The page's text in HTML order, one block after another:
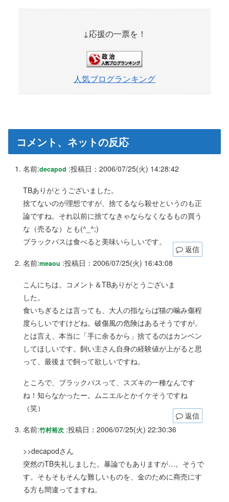
↓応援の一票を！
人気ブログランキング
コメント、ネットの反応
名前:decapod :投稿日：2006/07/25(火) 14:28:42
TBありがとうございました。
捨てないのが理想ですが、捨てるなら殺せというのも正
論ですね。それ以前に捨てなきゃならなくなるもの買う
な（売るな）とも(^_^;)
ブラックバスは食べると美味いらしいです。
返信
名前:meaou :投稿日：2006/07/25(火) 16:43:08
こんにちは。コメント＆TBありがとうございま
した。
食いちぎるとは言っても、大人の指ならば猫の噛み傷程
度らしいですけどね。破傷風の危険はあるそうですが。
とは言え、本当に「手に余るから」捨てるのはカンベン
してほしいです。飼い主さん自身の経験値が上がると思
って、最後まで飼って欲しいですね。
ところで、ブラックバスって、スズキの一種なんです
ね！知らなかったー。ムニエルとかイケそうですね
（笑）
返信
名前:竹村裕次:投稿日：2006/07/25(火) 22:30:36
>>decapodさん
突然のTB失礼しました。暴論でもありますが…。そうで
す。そもそもそんな難しいものを、金のために商売にす
る方も間違ってますね。